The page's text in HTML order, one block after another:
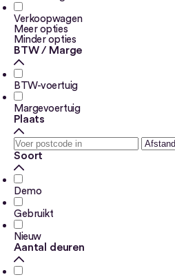
Verkoopwagen
Meer opties
Minder opties
BTW / Marge
BTW-voertuig
Margevoertuig
Plaats
Soort
Demo
Gebruikt
Nieuw
Aantal deuren